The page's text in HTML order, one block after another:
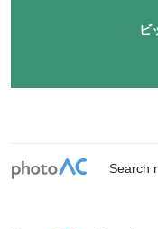
ビ
Search